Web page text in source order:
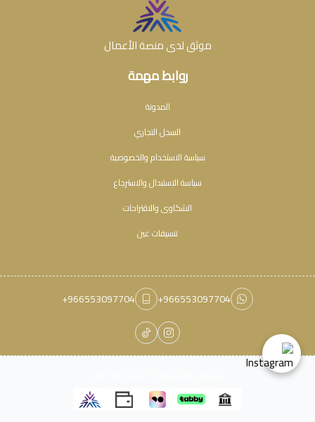
روابط مهمة
المدونة
السجل التجاري
سياسة الاستخدام والخصوصية
سياسة الاستبدال والاسترجاع
الشكاوى والاقتراحات
تنسيقات غين
موثق لدى منصة الأعمال
+966553097704
+966553097704